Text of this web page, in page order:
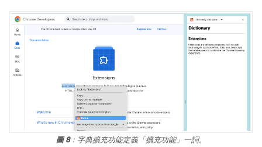
圖 8：字典擴充功能定義「擴充功能」一詞。